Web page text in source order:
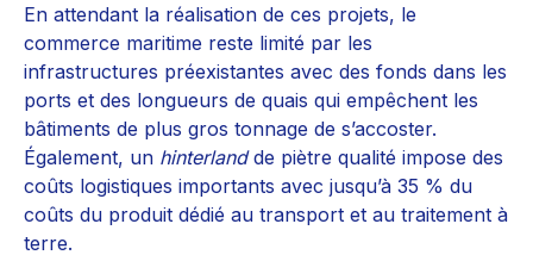
En attendant la réalisation de ces projets, le
commerce maritime reste limité par les
infrastructures préexistantes avec des fonds dans les
ports et des longueurs de quais qui empêchent les
bâtiments de plus gros tonnage de s’accoster.
Également, un hinterlandde piètre qualité impose des
coûts logistiques importants avec jusqu’à 35 % du
coûts du produit dédié au transport et au traitement à
terre.